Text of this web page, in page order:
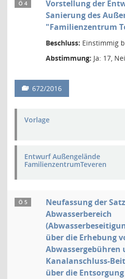
Ö 4
Vorstellung der
Sanierung des
"Familienzentrum
Beschluss: Einstimmig
Abstimmung: Ja: 17,
672/2016
Vorlage
Entwurf Außengelände
FamilienzentrumTeveren
Ö 5
Neufassung der
Abwasserbereich
über die Erhebung
Abwassergebühren
Kanalanschluss-
über die